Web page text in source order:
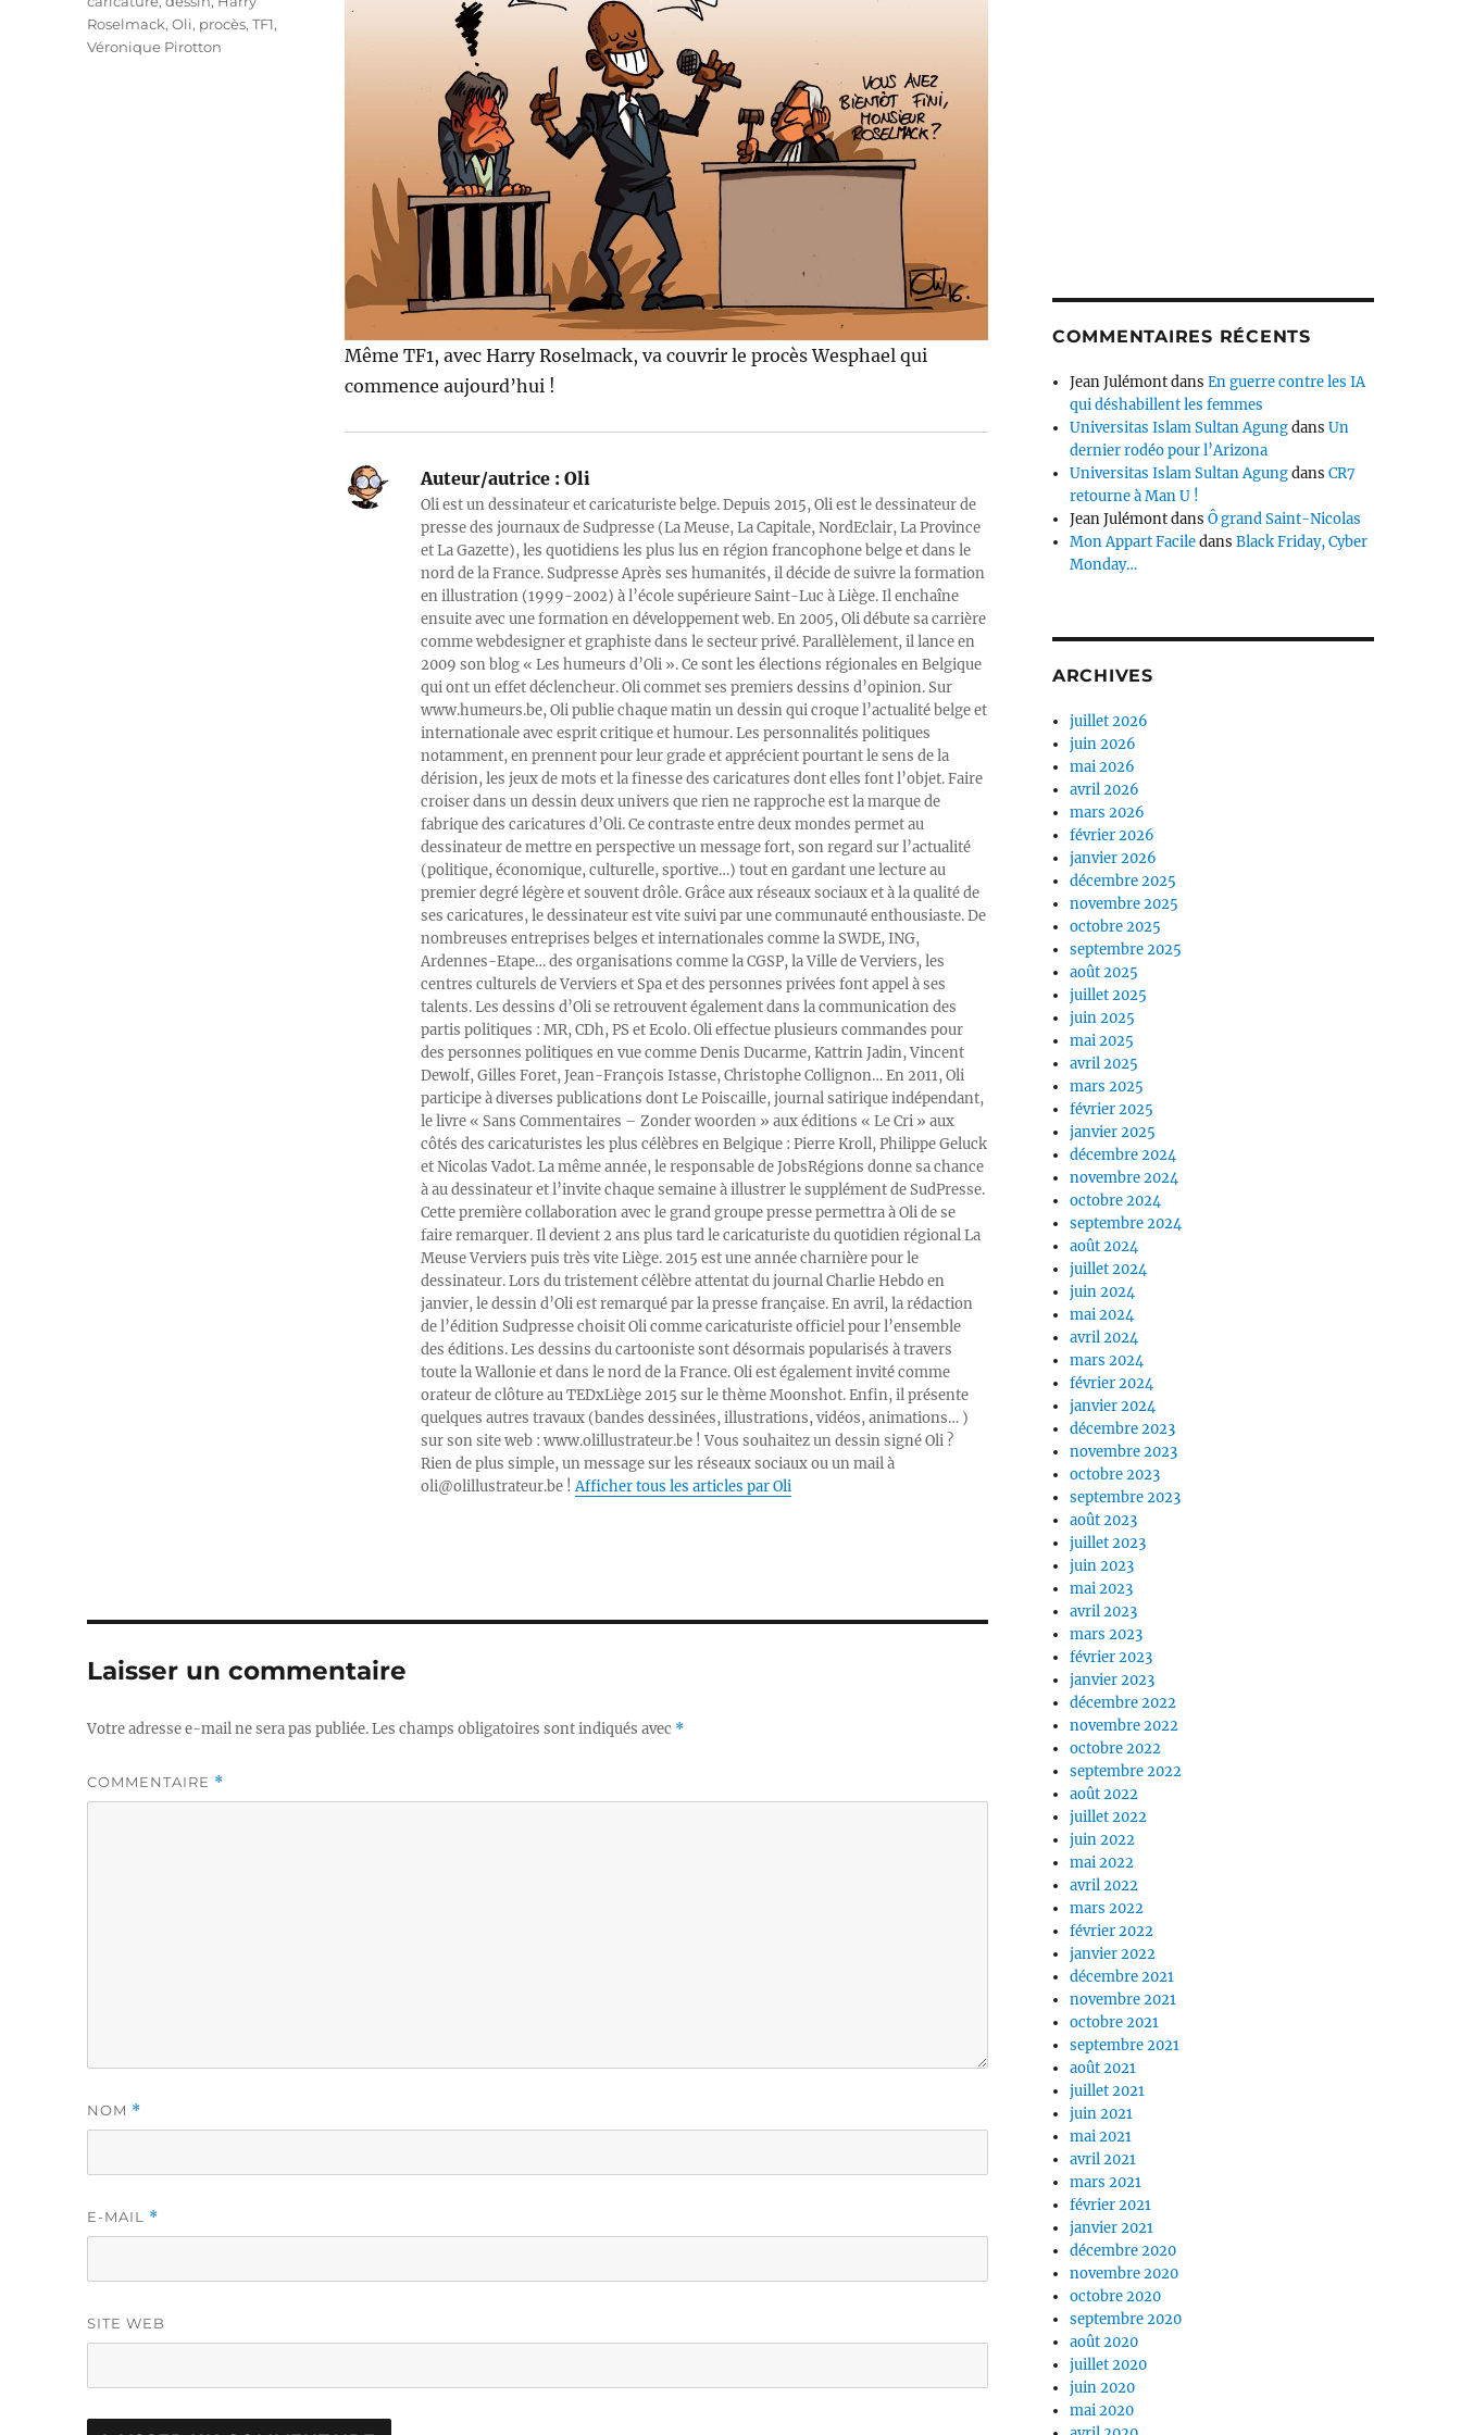
Même TF1, avec Harry Roselmack, va couvrir le procès Wesphael qui
commence aujourd’hui !
Auteur/autrice :Oli
Oli est un dessinateur et caricaturiste belge. Depuis 2015, Oli est le dessinateur de
presse des journaux de Sudpresse (La Meuse, La Capitale, NordEclair, La Province
et La Gazette), les quotidiens les plus lus en région francophone belge et dans le
nord de la France. Sudpresse Après ses humanités, il décide de suivre la formation
en illustration (1999-2002) à l’école supérieure Saint-Luc à Liège. Il enchaîne
ensuite avec une formation en développement web. En 2005, Oli débute sa carrière
comme webdesigner et graphiste dans le secteur privé. Parallèlement, il lance en
2009 son blog « Les humeurs d’Oli ». Ce sont les élections régionales en Belgique
qui ont un effet déclencheur. Oli commet ses premiers dessins d’opinion. Sur
www.humeurs.be, Oli publie chaque matin un dessin qui croque l’actualité belge et
internationale avec esprit critique et humour. Les personnalités politiques
notamment, en prennent pour leur grade et apprécient pourtant le sens de la
dérision, les jeux de mots et la finesse des caricatures dont elles font l’objet. Faire
croiser dans un dessin deux univers que rien ne rapproche est la marque de
fabrique des caricatures d’Oli. Ce contraste entre deux mondes permet au
dessinateur de mettre en perspective un message fort, son regard sur l’actualité
(politique, économique, culturelle, sportive…) tout en gardant une lecture au
premier degré légère et souvent drôle. Grâce aux réseaux sociaux et à la qualité de
ses caricatures, le dessinateur est vite suivi par une communauté enthousiaste. De
nombreuses entreprises belges et internationales comme la SWDE, ING,
Ardennes-Etape… des organisations comme la CGSP, la Ville de Verviers, les
centres culturels de Verviers et Spa et des personnes privées font appel à ses
talents. Les dessins d’Oli se retrouvent également dans la communication des
partis politiques : MR, CDh, PS et Ecolo. Oli effectue plusieurs commandes pour
des personnes politiques en vue comme Denis Ducarme, Kattrin Jadin, Vincent
Dewolf, Gilles Foret, Jean-François Istasse, Christophe Collignon… En 2011, Oli
participe à diverses publications dont Le Poiscaille, journal satirique indépendant,
le livre « Sans Commentaires – Zonder woorden » aux éditions « Le Cri » aux
côtés des caricaturistes les plus célèbres en Belgique : Pierre Kroll, Philippe Geluck
et Nicolas Vadot. La même année, le responsable de JobsRégions donne sa chance
à au dessinateur et l’invite chaque semaine à illustrer le supplément de SudPresse.
Cette première collaboration avec le grand groupe presse permettra à Oli de se
faire remarquer. Il devient 2 ans plus tard le caricaturiste du quotidien régional La
Meuse Verviers puis très vite Liège. 2015 est une année charnière pour le
dessinateur. Lors du tristement célèbre attentat du journal Charlie Hebdo en
janvier, le dessin d’Oli est remarqué par la presse française. En avril, la rédaction
de l’édition Sudpresse choisit Oli comme caricaturiste officiel pour l’ensemble
des éditions. Les dessins du cartooniste sont désormais popularisés à travers
toute la Wallonie et dans le nord de la France. Oli est également invité comme
orateur de clôture au TEDxLiège 2015 sur le thème Moonshot. Enfin, il présente
quelques autres travaux (bandes dessinées, illustrations, vidéos, animations… )
sur son site web : www.olillustrateur.be ! Vous souhaitez un dessin signé Oli ?
Rien de plus simple, un message sur les réseaux sociaux ou un mail à
oli@olillustrateur.be !Afficher tous les articles par Oli
Roselmack,Oli, procès,TF1,
Véronique Pirotton
Laisser un commentaire
Votre adresse e-mail ne sera pas publiée.Les champs obligatoires sont indiqués avec *
COMMENTAIRE *
NOM *
E-MAIL *
SITE WEB
COMMENTAIRES RÉCENTS
Jean JulémontdansEn guerre contre les IA
qui déshabillent les femmes
Universitas Islam Sultan AgungdansUn
dernier rodéo pour l’Arizona
Universitas Islam Sultan AgungdansCR7
retourne à Man U !
Jean JulémontdansÔ grand Saint-Nicolas
Mon Appart FaciledansBlack Friday, Cyber
Monday…
ARCHIVES
juillet 2026
juin 2026
mai 2026
avril 2026
mars 2026
février 2026
janvier 2026
décembre 2025
novembre 2025
octobre 2025
septembre 2025
août 2025
juillet 2025
juin 2025
mai 2025
avril 2025
mars 2025
février 2025
janvier 2025
décembre 2024
novembre 2024
octobre 2024
septembre 2024
août 2024
juillet 2024
juin 2024
mai 2024
avril 2024
mars 2024
février 2024
janvier 2024
décembre 2023
novembre 2023
octobre 2023
septembre 2023
août 2023
juillet 2023
juin 2023
mai 2023
avril 2023
mars 2023
février 2023
janvier 2023
décembre 2022
novembre 2022
octobre 2022
septembre 2022
août 2022
juillet 2022
juin 2022
mai 2022
avril 2022
mars 2022
février 2022
janvier 2022
décembre 2021
novembre 2021
octobre 2021
septembre 2021
août 2021
juillet 2021
juin 2021
mai 2021
avril 2021
mars 2021
février 2021
janvier 2021
décembre 2020
novembre 2020
octobre 2020
septembre 2020
août 2020
juillet 2020
juin 2020
mai 2020